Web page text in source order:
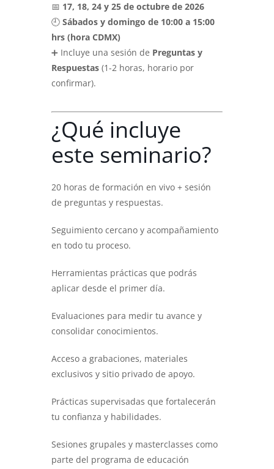
📅 17, 18, 24 y 25 de octubre de 2026
🕘 Sábados y domingo de 10:00 a 15:00
hrs (hora CDMX)
➕ Incluye una sesión de Preguntas y
Respuestas (1-2 horas, horario por
confirmar).
¿Qué incluye
este seminario?
20 horas de formación en vivo + sesión
de preguntas y respuestas.
Seguimiento cercano y acompañamiento
en todo tu proceso.
Herramientas prácticas que podrás
aplicar desde el primer día.
Evaluaciones para medir tu avance y
consolidar conocimientos.
Acceso a grabaciones, materiales
exclusivos y sitio privado de apoyo.
Prácticas supervisadas que fortalecerán
tu confianza y habilidades.
Sesiones grupales y masterclasses como
parte del programa de educación